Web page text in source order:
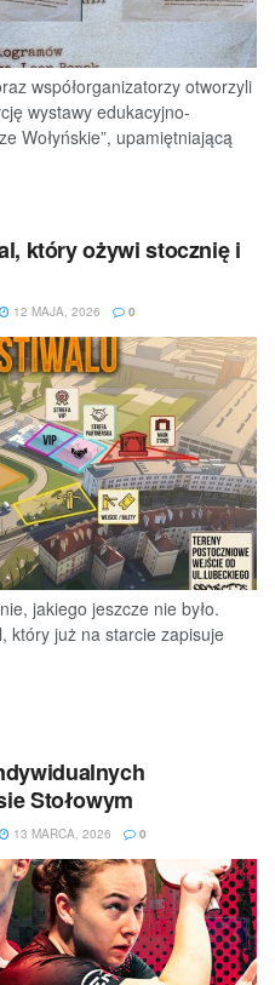
współorganizatorzy otworzyli
wystawy edukacyjno-
Wołyńskie”, upamiętniającą
który ożywi stocznię i
12 MAJA, 2026 0
jakiego jeszcze nie było.
który już na starcie zapisuje
Stołowym
13 MARCA, 2026 0